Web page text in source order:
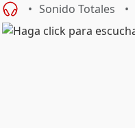
Sonido Totales